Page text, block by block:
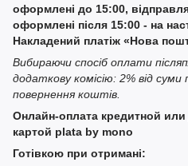
оформлені до 15:00,
оформлені після 15:00 - на
Накладений платіж «Нова
Вибираючи спосіб оплати
додаткову комісію: 2% від
повернення коштів.
Онлайн-оплата кредитной
картой plata by mono
Готівкою при отримані: